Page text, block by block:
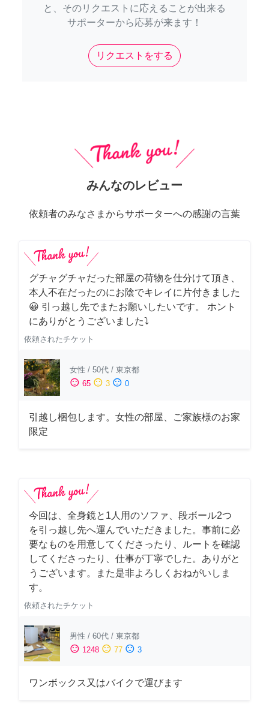
と、そのリクエストに応えることが出来る
サポーターから応募が来ます！
リクエストをする
みんなのレビュー
依頼者のみなさまからサポーターへの感謝の言葉
グチャグチャだった部屋の荷物を仕分けて頂き、
本人不在だったのにお陰でキレイに片付きました
😀 引っ越し先でまたお願いしたいです。 ホント
にありがとうございました⤵
依頼されたチケット
女性 / 50代 / 東京都
sentiment_satisfied 65 sentiment_neutral 3 sentiment_dissatisfied 0
引越し梱包します。女性の部屋、ご家族様のお家
限定
今回は、全身鏡と1人用のソファ、段ボール2つ
を引っ越し先へ運んでいただきました。事前に必
要なものを用意してくださったり、ルートを確認
してくださったり、仕事が丁寧でした。ありがと
うございます。また是非よろしくおねがいしま
す。
依頼されたチケット
男性 / 60代 / 東京都
sentiment_satisfied 1248 sentiment_neutral 77 sentiment_dissatisfied 3
ワンボックス又はバイクで運びます